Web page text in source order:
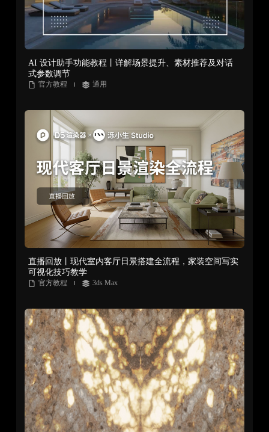
AI 设计助手功能教程丨详解场景提升、素材推荐及对话
式参数调节
官方教程 通用
直播回放丨现代室内客厅日景搭建全流程，家装空间写实
可视化技巧教学
官方教程 3ds Max